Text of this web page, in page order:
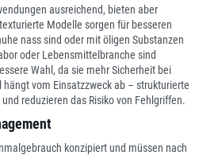
ausreichend, bieten aber
Modelle sorgen für besseren
nass sind oder mit öligen Substanzen
oder Lebensmittelbranche sind
Wahl, da sie mehr Sicherheit bei
vom Einsatzzweck ab – strukturierte
reduzieren das Risiko von Fehlgriffen.
konzipiert und müssen nach